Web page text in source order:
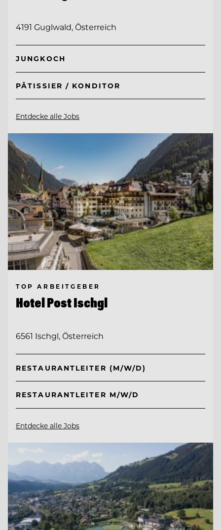
4191 Guglwald, Österreich
JUNGKOCH
PÂTISSIER / KONDITOR
Entdecke alle Jobs
TOP ARBEITGEBER
Hotel Post Ischgl
6561 Ischgl, Österreich
RESTAURANTLEITER (M/W/D)
RESTAURANTLEITER M/W/D
Entdecke alle Jobs